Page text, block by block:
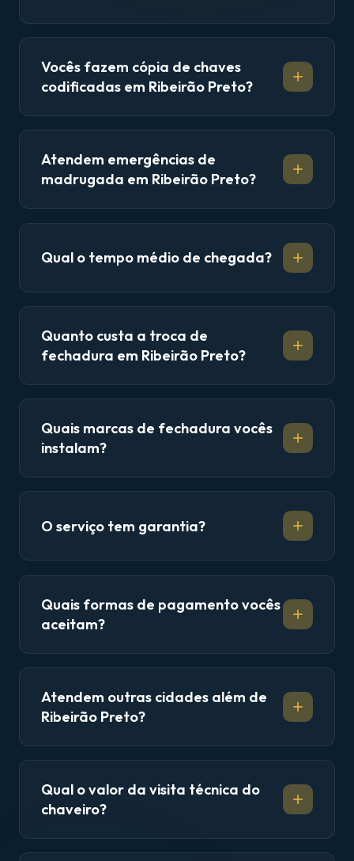
Vocês fazem cópia de chaves
codificadas em Ribeirão Preto?
Atendem emergências de
madrugada em Ribeirão Preto?
Qual o tempo médio de chegada?
Quanto custa a troca de
fechadura em Ribeirão Preto?
Quais marcas de fechadura vocês
instalam?
O serviço tem garantia?
Quais formas de pagamento vocês
aceitam?
Atendem outras cidades além de
Ribeirão Preto?
Qual o valor da visita técnica do
chaveiro?